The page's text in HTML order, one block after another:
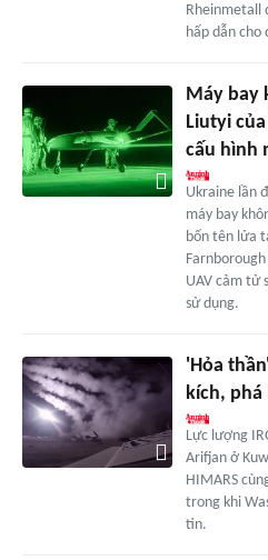
Rheinmetall
hấp dẫn
Máy bay
Liutyi
cấu hình
Ukraine lần
máy bay
bốn tên lửa
UAV cảm tử
sử dụng.
'Hỏa
kích, phá
Lực lượng
Arifjan ở
HIMARS
trong khi
tin.